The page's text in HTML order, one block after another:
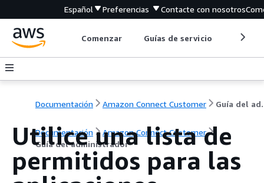
Español Preferencias Contacte con nosotros
Comenzar Guías de servicio
Documentación Amazon Connect Customer
Documentación
Amazon Connect Customer
Guía del administrador
Utilice una lista de
permitidos para las